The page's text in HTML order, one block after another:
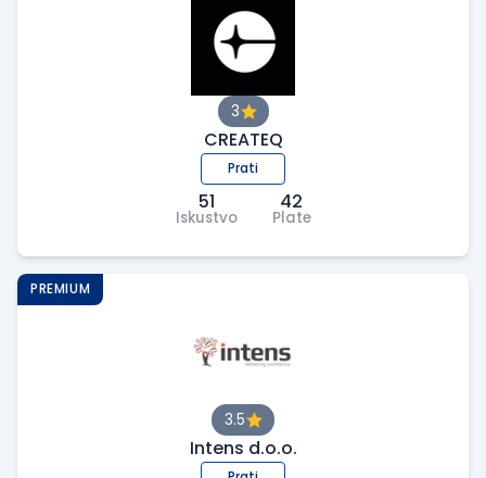
3
CREATEQ
Prati
51
Iskustvo
42
Plate
3.5
Intens d.o.o.
PREMIUM